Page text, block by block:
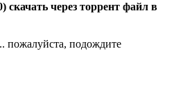
через торрент файл в
пожалуйста, подождите